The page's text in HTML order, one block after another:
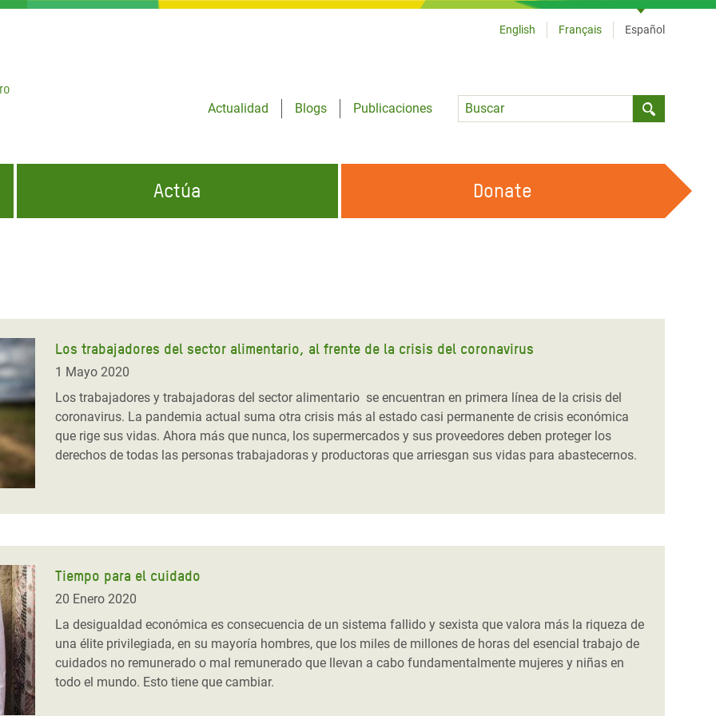
Actualidad
Blogs
Publicaciones
Language
English Français Español
Appeal
por la Crisis en
y Alimentaria
Oriental
Personas Refugiadas
del Sur
Refugiados Rohinyá
en Yemen
Actúa Donate
Los trabajadores del sector alimentario, al frente de la crisis del coronavirus
1 Mayo 2020
Los trabajadores y trabajadoras del sector alimentario se encuentran en primera línea de la crisis del
coronavirus. La pandemia actual suma otra crisis más al estado casi permanente de crisis económica
que rige sus vidas. Ahora más que nunca, los supermercados y sus proveedores deben proteger los
derechos de todas las personas trabajadoras y productoras que arriesgan sus vidas para abastecernos.
Tiempo para el cuidado
20 Enero 2020
La desigualdad económica es consecuencia de un sistema fallido y sexista que valora más la riqueza de
una élite privilegiada, en su mayoría hombres, que los miles de millones de horas del esencial trabajo de
cuidados no remunerado o mal remunerado que llevan a cabo fundamentalmente mujeres y niñas en
todo el mundo. Esto tiene que cambiar.